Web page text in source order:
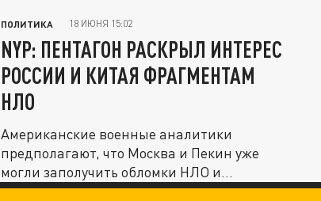
ПОЛИТИКА 18 ИЮНЯ 15:02
NYP: ПЕНТАГОН РАСКРЫЛ ИНТЕРЕС
РОССИИ И КИТАЯ ФРАГМЕНТАМ
НЛО
Американские военные аналитики
предполагают, что Москва и Пекин уже
могли заполучить обломки НЛО и
попытаться...